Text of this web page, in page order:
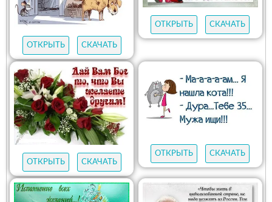
ОТКРЫТЬ СКАЧАТЬ
ОТКРЫТЬ СКАЧАТЬ
ОТКРЫТЬ СКАЧАТЬ
ОТКРЫТЬ СКАЧАТЬ